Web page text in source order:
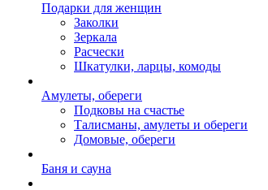
Подарки для женщин
Заколки
Зеркала
Расчески
Шкатулки, ларцы, комоды
Амулеты, обереги
Подковы на счастье
Талисманы, амулеты и обереги
Домовые, обереги
Баня и сауна